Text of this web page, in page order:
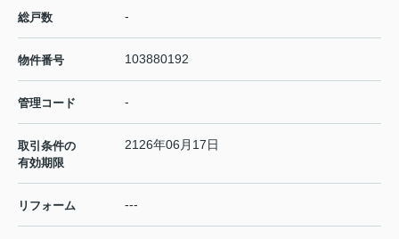
総戸数 -
物件番号 103880192
管理コード -
取引条件の
有効期限
2126年06月17日
リフォーム ---